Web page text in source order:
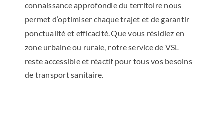
connaissance approfondie du territoire nous
permet d’optimiser chaque trajet et de garantir
ponctualité et efficacité. Que vous résidiez en
zone urbaine ou rurale, notre service de VSL
reste accessible et réactif pour tous vos besoins
de transport sanitaire.